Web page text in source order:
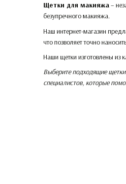
Щетки для макияжа–
безупречного макияжа.
Наш интернет-магазин
что позволяет точно
Наши щетки изготовлены из
Выберите подходящие
специалистов, которые